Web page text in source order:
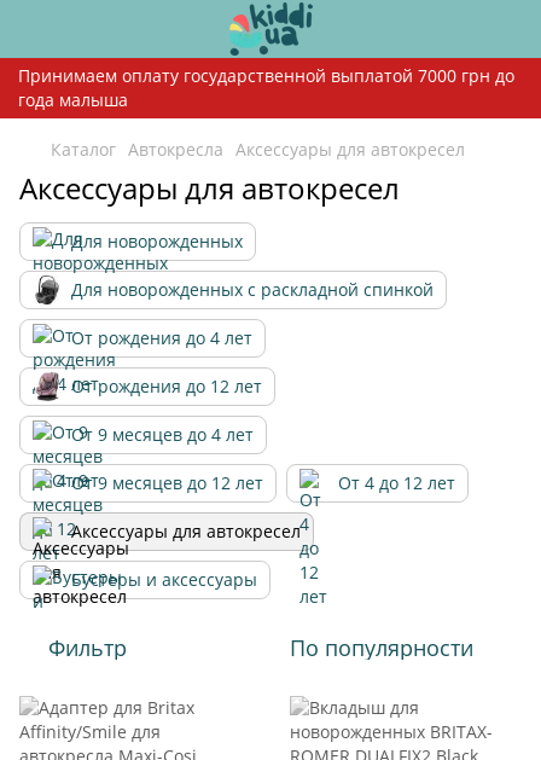
Принимаем оплату государственной выплатой 7000 грн до
года малыша
Каталог Автокресла Аксессуары для автокресел
Аксессуары для автокресел
Для новорожденных
Для новорожденных с раскладной спинкой
От рождения до 4 лет
От рождения до 12 лет
От 9 месяцев до 4 лет
От 9 месяцев до 12 лет От 4 до 12 лет
Аксессуары для автокресел
Бустеры и аксессуары
Фильтр По популярности